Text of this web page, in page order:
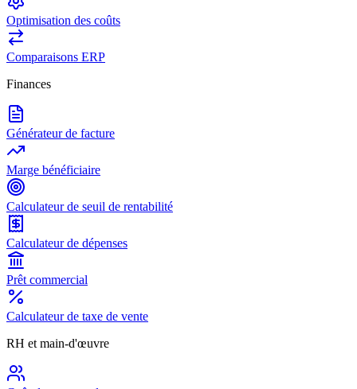
Optimisation des coûts
Comparaisons ERP
Finances
Générateur de facture
Marge bénéficiaire
Calculateur de seuil de rentabilité
Calculateur de dépenses
Prêt commercial
Calculateur de taxe de vente
RH et main-d'œuvre